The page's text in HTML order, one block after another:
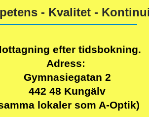
- Kvalitet -
efter tidsbokning.
Adress:
Gymnasiegatan 2
442 48 Kungälv
lokaler som A-Optik)